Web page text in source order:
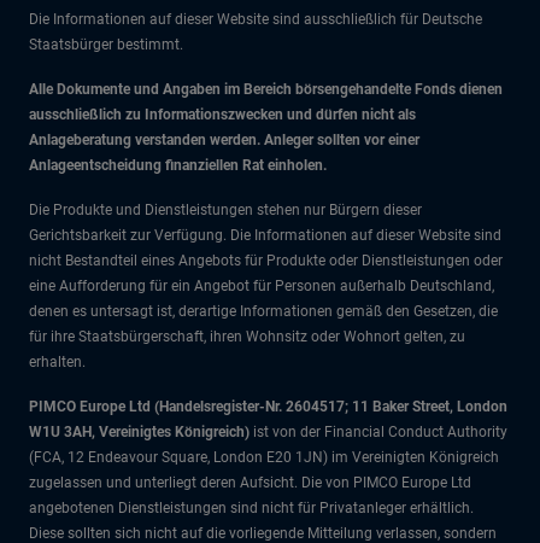
Die Informationen auf dieser Website sind ausschließlich für Deutsche
Staatsbürger bestimmt.
Alle Dokumente und Angaben im Bereich börsengehandelte Fonds dienen
ausschließlich zu Informationszwecken und dürfen nicht als
Anlageberatung verstanden werden. Anleger sollten vor einer
Anlageentscheidung finanziellen Rat einholen.
Die Produkte und Dienstleistungen stehen nur Bürgern dieser
Gerichtsbarkeit zur Verfügung. Die Informationen auf dieser Website sind
nicht Bestandteil eines Angebots für Produkte oder Dienstleistungen oder
eine Aufforderung für ein Angebot für Personen außerhalb Deutschland,
denen es untersagt ist, derartige Informationen gemäß den Gesetzen, die
für ihre Staatsbürgerschaft, ihren Wohnsitz oder Wohnort gelten, zu
erhalten.
PIMCO Europe Ltd (Handelsregister-Nr. 2604517; 11 Baker Street, London
W1U 3AH, Vereinigtes Königreich) ist von der Financial Conduct Authority
(FCA, 12 Endeavour Square, London E20 1JN) im Vereinigten Königreich
zugelassen und unterliegt deren Aufsicht. Die von PIMCO Europe Ltd
angebotenen Dienstleistungen sind nicht für Privatanleger erhältlich.
Diese sollten sich nicht auf die vorliegende Mitteilung verlassen, sondern